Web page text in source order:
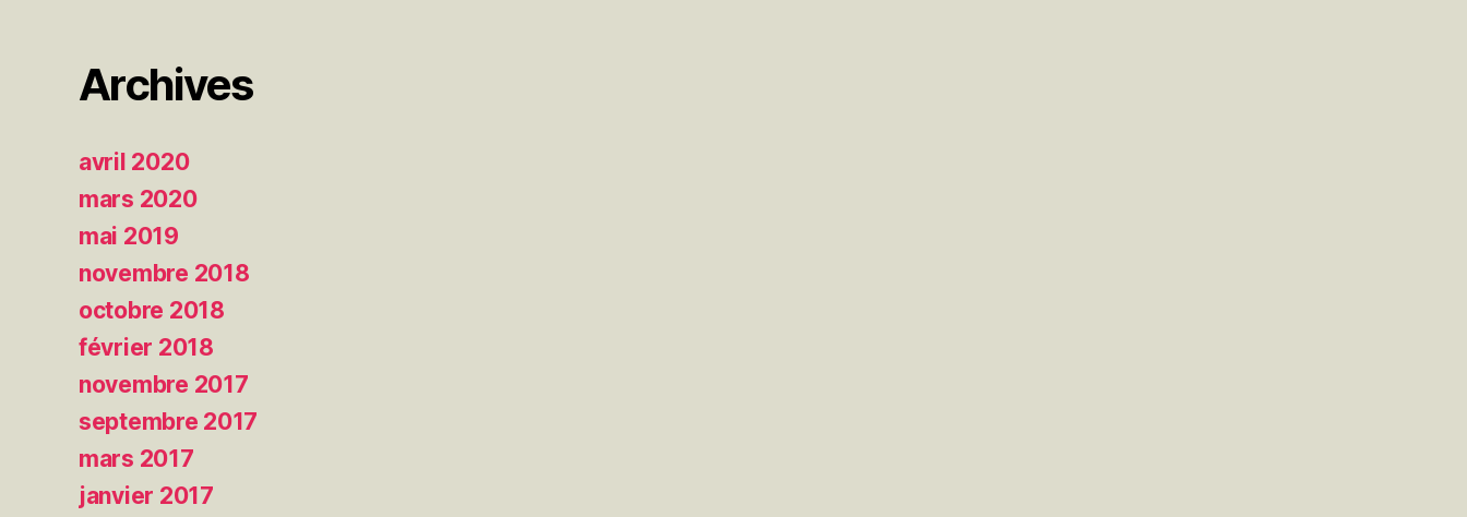
Archives
avril 2020
mars 2020
mai 2019
novembre 2018
octobre 2018
février 2018
novembre 2017
septembre 2017
mars 2017
janvier 2017